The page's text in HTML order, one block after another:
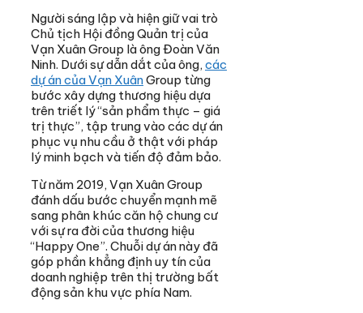
Người sáng lập và hiện giữ vai trò
Chủ tịch Hội đồng Quản trị của
Vạn Xuân Group là ông Đoàn Văn
Ninh. Dưới sự dẫn dắt của ông, các
dự án của Vạn XuânGroup từng
bước xây dựng thương hiệu dựa
trên triết lý “sản phẩm thực – giá
trị thực”, tập trung vào các dự án
phục vụ nhu cầu ở thật với pháp
lý minh bạch và tiến độ đảm bảo.
Từ năm 2019, Vạn Xuân Group
đánh dấu bước chuyển mạnh mẽ
sang phân khúc căn hộ chung cư
với sự ra đời của thương hiệu
“Happy One”. Chuỗi dự án này đã
góp phần khẳng định uy tín của
doanh nghiệp trên thị trường bất
động sản khu vực phía Nam.